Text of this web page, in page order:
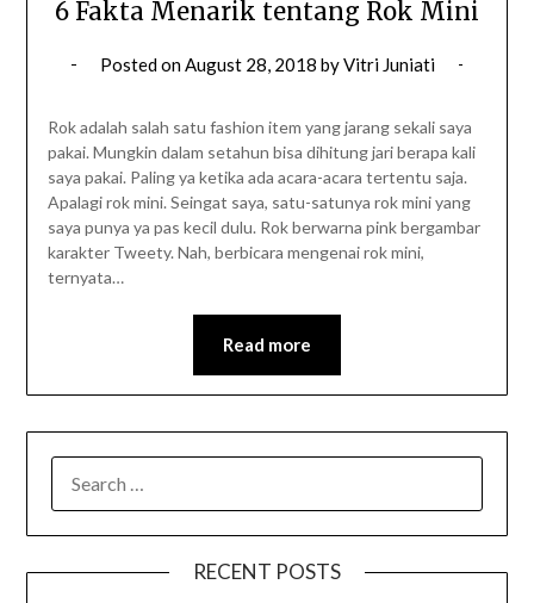
6 Fakta Menarik tentang Rok Mini
Posted onAugust 28, 2018 byVitri Juniati
Rok adalah salah satu fashion item yang jarang sekali saya
pakai. Mungkin dalam setahun bisa dihitung jari berapa kali
saya pakai. Paling ya ketika ada acara-acara tertentu saja.
Apalagi rok mini. Seingat saya, satu-satunya rok mini yang
saya punya ya pas kecil dulu. Rok berwarna pink bergambar
karakter Tweety. Nah, berbicara mengenai rok mini,
ternyata…
Read more
FOR:
RECENT POSTS